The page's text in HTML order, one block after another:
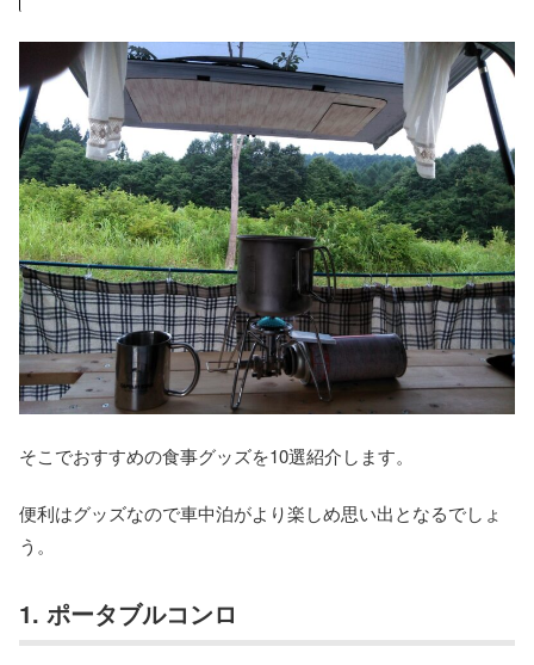
そこでおすすめの食事グッズを10選紹介します。
便利はグッズなので車中泊がより楽しめ思い出となるでしょ
う。
1. ポータブルコンロ